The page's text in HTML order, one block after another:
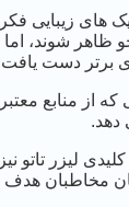
های زیبایی
ظاهر شوند،
برتر دست
منابع معتبر
دهد.
کلیدی لیزر
مخاطبان